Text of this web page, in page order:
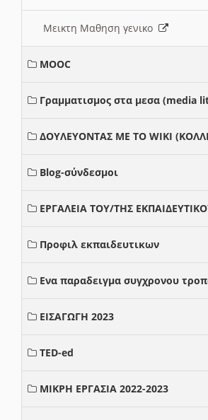
Μεικτη Μαθηση γενικο
MOOC
Γραμματισμος στα μεσα (media
ΔΟΥΛΕΥΟΝΤΑΣ ΜΕ ΤΟ WIKI
Blog-σύνδεσμοι
ΕΡΓΑΛΕΙΑ ΤΟΥ/ΤΗΣ
Προφιλ εκπαιδευτικων
Ενα παραδειγμα συγχρονου
ΕΙΣΑΓΩΓΗ 2023
TED-ed
ΜΙΚΡΗ ΕΡΓΑΣΙΑ 2022-2023